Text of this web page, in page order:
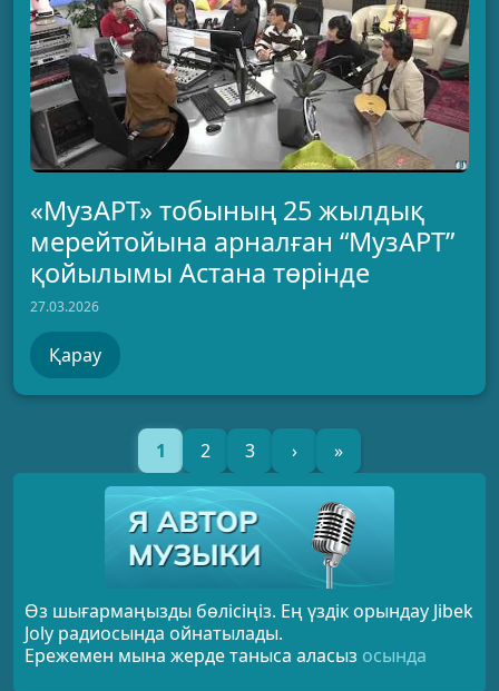
Өз шығармаңызды бөлісіңіз. Ең үздік орындау Jibek
Joly радиосында ойнатылады.
Ережемен мына жерде таныса аласыз осында
«МузАРТ» тобының 25 жылдық
мерейтойына арналған “МузАРТ”
қойылымы Астана төрінде
27.03.2026
Қарау
1 2 3 › »